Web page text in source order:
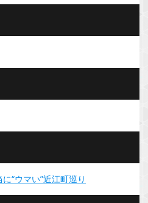
“ウマい”近江町巡り